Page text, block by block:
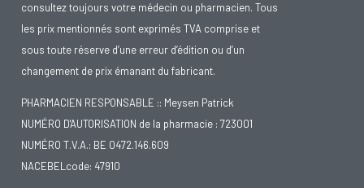
consultez toujours votre médecin ou pharmacien. Tous
les prix mentionnés sont exprimés TVA comprise et
sous toute réserve d’une erreur d’édition ou d’un
changement de prix émanant du fabricant.
PHARMACIEN RESPONSABLE :: Meysen Patrick
NUMÉRO D'AUTORISATION de la pharmacie : 723001
NUMÉRO T.V.A.: BE 0472.146.609
NACEBELcode: 47910